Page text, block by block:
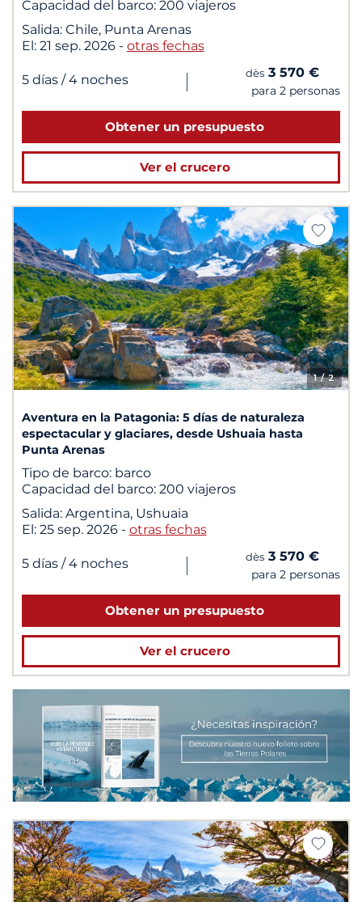
Capacidad del barco: 200 viajeros
Salida: Chile, Punta Arenas
El: 21 sep. 2026 - otras fechas
5 días / 4 noches | dès 3 570 €
para 2 personas
Obtener un presupuesto
Ver el crucero
1/ 2
Aventura en la Patagonia: 5 días de naturaleza
espectacular y glaciares, desde Ushuaia hasta
Punta Arenas
Tipo de barco: barco
Capacidad del barco: 200 viajeros
Salida: Argentina, Ushuaia
El: 25 sep. 2026 - otras fechas
5 días / 4 noches | dès 3 570 €
para 2 personas
Obtener un presupuesto
Ver el crucero